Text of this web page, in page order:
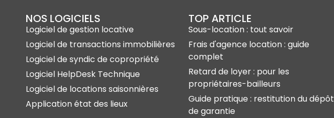
NOS LOGICIELS
Logiciel de gestion locative
Logiciel de transactions immobilières
Logiciel de syndic de copropriété
Logiciel HelpDesk Technique
Logiciel de locations saisonnières
Application état des lieux
TOP ARTICLE
Sous-location : tout savoir
Frais d'agence location : guide
complet
Retard de loyer : pour les
propriétaires-bailleurs
Guide pratique : restitution du dépôt
de garantie